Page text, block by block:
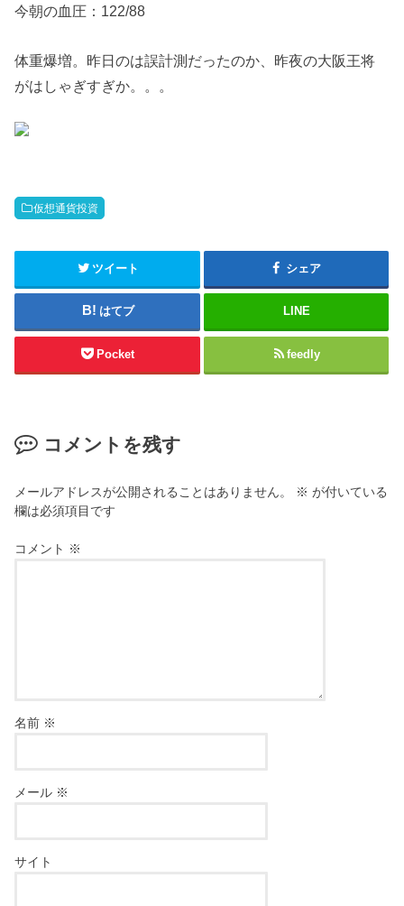
今朝の血圧：122/88
体重爆増。昨日のは誤計測だったのか、昨夜の大阪王将
がはしゃぎすぎか。。。
仮想通貨投資
ツイート シェア
はてブ LINE
Pocket feedly
コメントを残す
メールアドレスが公開されることはありません。 ※ が付いている
欄は必須項目です
コメント ※
名前 ※
メール ※
サイト